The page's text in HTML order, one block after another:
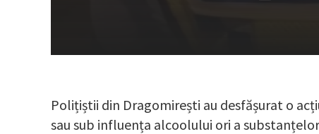
Polițiștii din Dragomirești au desfășurat o
sau sub influența alcoolului ori a